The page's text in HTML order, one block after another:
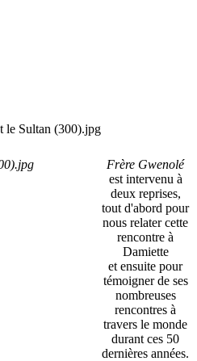
Frère Gwenolé
est intervenu à
deux reprises,
tout d'abord pour
nous relater cette
rencontre à
Damiette
et ensuite pour
témoigner de ses
nombreuses
rencontres à
travers le monde
durant ces 50
dernières années.